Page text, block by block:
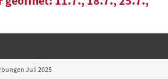
Juli 2025